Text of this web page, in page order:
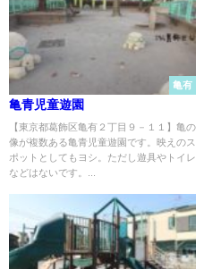
亀有
亀青児童遊園
【東京都葛飾区亀有２丁目９－１１】亀の
像が複数ある亀青児童遊園です。映えのス
ポットとしてもヨシ。ただし遊具やトイレ
などはないです。...